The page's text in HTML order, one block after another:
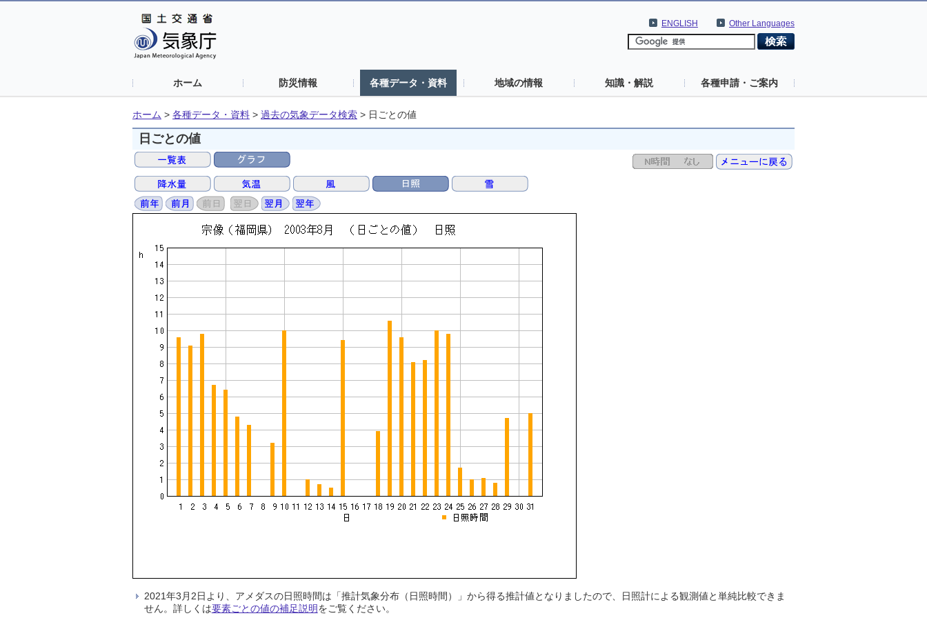
Other Languages
ENGLISH
ホーム 防災情報 各種データ・資料 地域の情報 知識・解説 各種申請・ご案内
ホーム > 各種データ・資料 > 過去の気象データ検索 > 日ごとの値
日ごとの値
2021年3月2日より、アメダスの日照時間は「推計気象分布（日照時間）」から得る推計値となりましたので、日照計による観測値と単純比較できま
せん。詳しくは要素ごとの値の補足説明をご覧ください。